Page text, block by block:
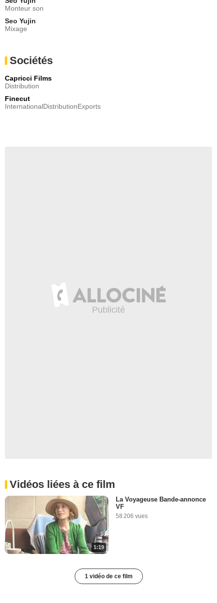
Monteur son
Seo Yujin
Mixage
Sociétés
Capricci Films
Distribution
Finecut
InternationalDistributionExports
Vidéos liées à ce film
1:19
La Voyageuse Bande-annonce
VF
58 206 vues
1 vidéo de ce film